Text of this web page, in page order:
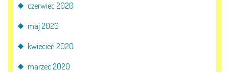
czerwiec 2020
maj 2020
kwiecień 2020
marzec 2020